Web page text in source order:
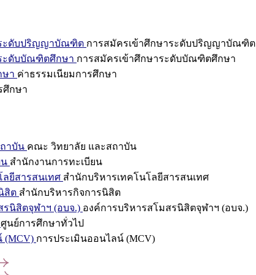
ะดับปริญญาบัณฑิต การสมัครเข้าศึกษาระดับปริญญาบัณฑิต
ะดับบัณฑิตศึกษา การสมัครเข้าศึกษาระดับบัณฑิตศึกษา
ษา ค่าธรรมเนียมการศึกษา
ศึกษา
าบัน คณะ วิทยาลัย และสถาบัน
สำนักงานการทะเบียน
ยีสารสนเทศ สำนักบริหารเทคโนโลยีสารสนเทศ
สิต สำนักบริหารกิจการนิสิต
นิสิตจุฬาฯ (อบจ.) องค์การบริหารสโมสรนิสิตจุฬาฯ (อบจ.)
ศูนย์การศึกษาทั่วไป
(MCV) การประเมินออนไลน์ (MCV)